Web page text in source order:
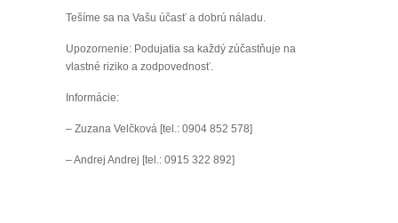
Tešíme sa na Vašu účasť a dobrú náladu.
Upozornenie: Podujatia sa každý zúčastňuje na
vlastné riziko a zodpovednosť.
Informácie:
– Zuzana Velčková [tel.: 0904 852 578]
– Andrej Andrej [tel.: 0915 322 892]